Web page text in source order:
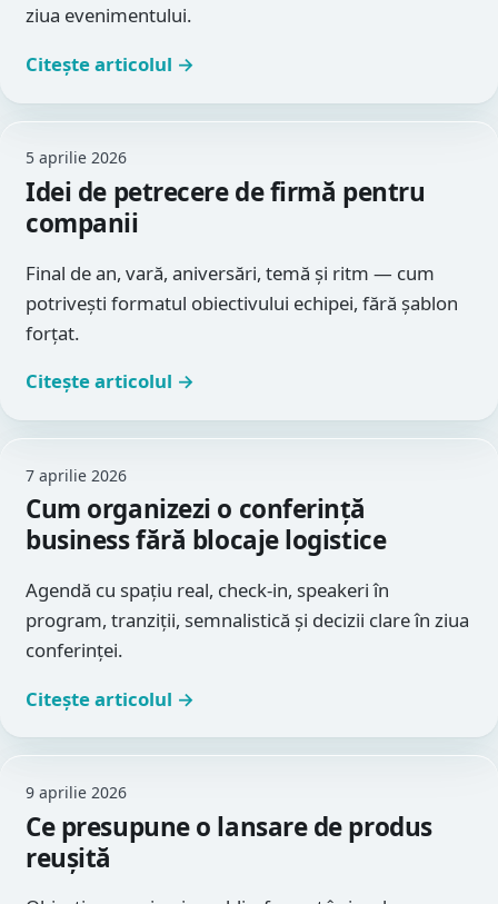
ziua evenimentului.
Citește articolul →
5 aprilie 2026
Idei de petrecere de firmă pentru
companii
Final de an, vară, aniversări, temă și ritm — cum
potrivești formatul obiectivului echipei, fără șablon
forțat.
Citește articolul →
7 aprilie 2026
Cum organizezi o conferință
business fără blocaje logistice
Agendă cu spațiu real, check-in, speakeri în
program, tranziții, semnalistică și decizii clare în ziua
conferinței.
Citește articolul →
9 aprilie 2026
Ce presupune o lansare de produs
reușită